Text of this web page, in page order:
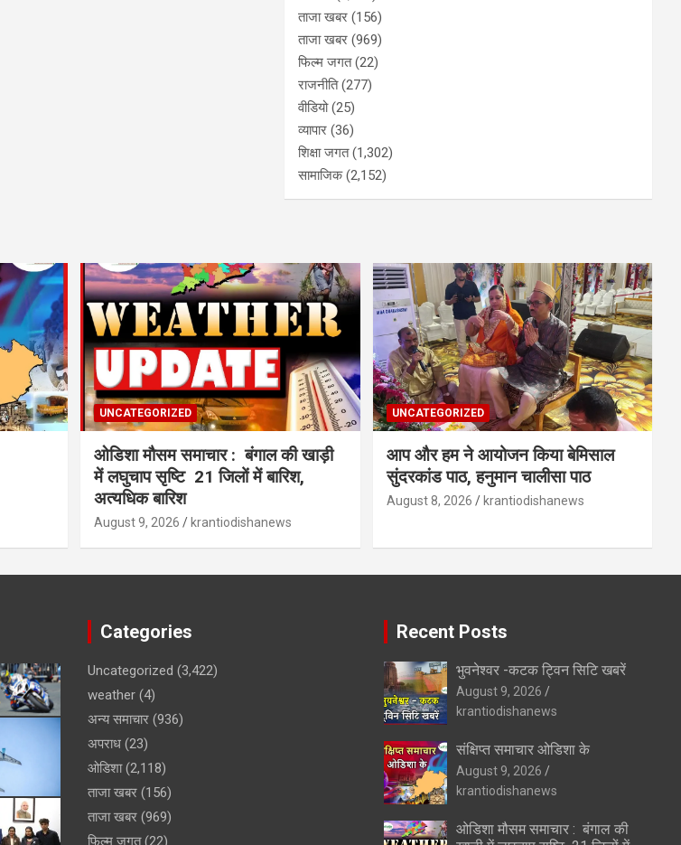
ताजा खबर (156)
ताजा खबर (969)
फिल्म जगत(22)
राजनीति(277)
वीडियो(25)
व्यापार (36)
शिक्षा जगत(1,302)
सामाजिक(2,152)
UNCATEGORIZED
ओडिशा मौसम समाचार : बंगाल की खाड़ी
में लघुचाप सृष्टि 21 जिलों में बारिश,
अत्यधिक बारिश
August 9, 2026 krantiodishanews
UNCATEGORIZED
आप और हम ने आयोजन किया बेमिसाल
सुंदरकांड पाठ, हनुमान चालीसा पाठ
August 8, 2026 krantiodishanews
Categories
Uncategorized (3,422)
weather (4)
अन्य समाचार (936)
अपराध (23)
ओडिशा(2,118)
ताजा खबर (156)
ताजा खबर (969)
फिल्म जगत(22)
Recent Posts
भुवनेश्वर -कटक ट्विन सिटि खबरें
August 9, 2026
krantiodishanews
संक्षिप्त समाचार ओडिशा के
August 9, 2026
krantiodishanews
ओडिशा मौसम समाचार : बंगाल की